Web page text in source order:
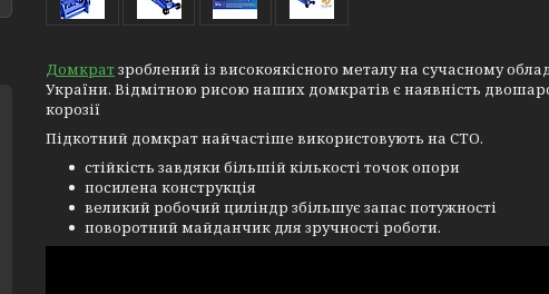
Домкратзроблений із високоякісного металу на сучасному
України. Відмітною рисою наших домкратів є наявність
корозії
Підкотний домкрат найчастіше використовують на СТО.
стійкість завдяки більшій кількості точок опори
посилена конструкція
великий робочий циліндр збільшує запас потужності
поворотний майданчик для зручності роботи.